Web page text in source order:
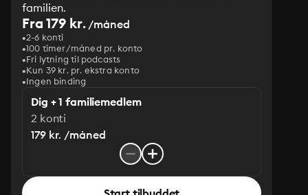
familien.
Fra 179 kr./måned
2-6 konti
100 timer/måned pr. konto
Fri lytning til podcasts
Kun 39 kr. pr. ekstra konto
Ingen binding
Dig + 1 familiemedlem
2 konti
179 kr. /måned